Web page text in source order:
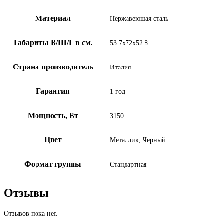
Материал Нержавеющая сталь
Габариты В/Ш/Г в см. 53.7x72x52.8
Страна-производитель Италия
Гарантия 1 год
Мощность, Вт 3150
Цвет Металлик, Черный
Формат группы Стандартная
Отзывы
Отзывов пока нет.